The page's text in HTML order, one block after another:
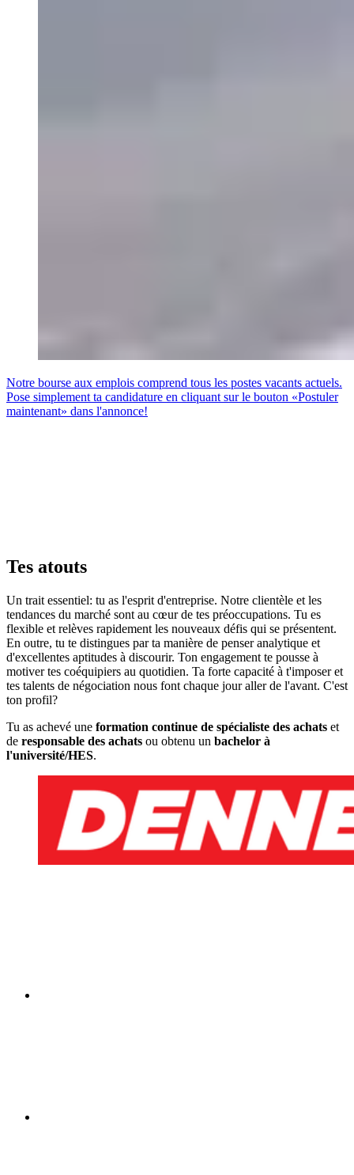
Notre bourse aux emplois comprend tous les postes vacants actuels.
Pose simplement ta candidature en cliquant sur le bouton «Postuler
maintenant» dans l'annonce!
Tes atouts
Un trait essentiel: tu as l'esprit d'entreprise. Notre clientèle et les
tendances du marché sont au cœur de tes préoccupations. Tu es
flexible et relèves rapidement les nouveaux défis qui se présentent.
En outre, tu te distingues par ta manière de penser analytique et
d'excellentes aptitudes à discourir. Ton engagement te pousse à
motiver tes coéquipiers au quotidien. Ta forte capacité à t'imposer et
tes talents de négociation nous font chaque jour aller de l'avant. C'est
ton profil?
Tu as achevé une formation continue de spécialiste des achats et
de responsable des achats ou obtenu un bachelor à
l'université/HES.